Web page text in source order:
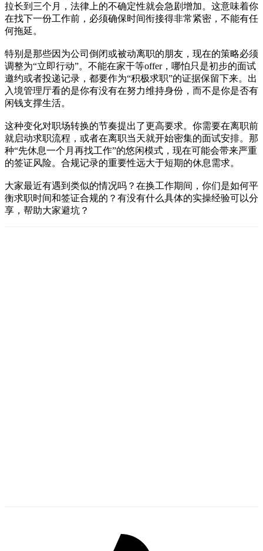
拉长到三个月，法律上的不确定性就会急剧增加。这意味着你
在找下一份工作前，必须确保时间衔接得非常紧密，不能有任
何拖延。
特别是那些因为公司倒闭或被动离职的朋友，现在的策略必须
调整为“立即行动”。不能在家干等offer，哪怕只是初步的面试
邀约或者投递记录，都要作为“积极求职”的证据保留下来。出
入境管理厅看的是你有没有在努力维持身份，而不是你是否有
闲钱支撑生活。
这种变化对职场转换的节奏提出了更高要求。你需要在离职前
就启动求职流程，或者在离职当天就开始密集的面试安排。那
种“先休息一个月再找工作”的悠闲模式，现在可能会带来严重
的签证风险。合规记录的重要性远大于短期的休息需求。
大家最近有遇到类似的情况吗？在换工作期间，你们是如何平
衡求职时间和签证合规的？有没有什么具体的实操经验可以分
享，帮助大家避坑？